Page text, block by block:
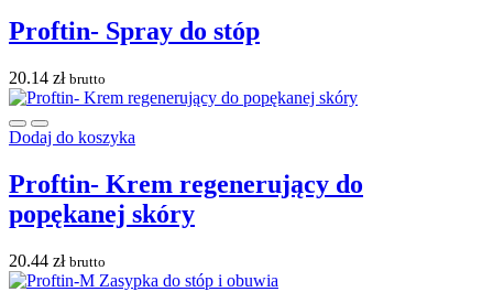
Proftin- Spray do stóp
20.14 zł brutto
Dodaj do koszyka
Proftin- Krem regenerujący do
popękanej skóry
20.44 zł brutto